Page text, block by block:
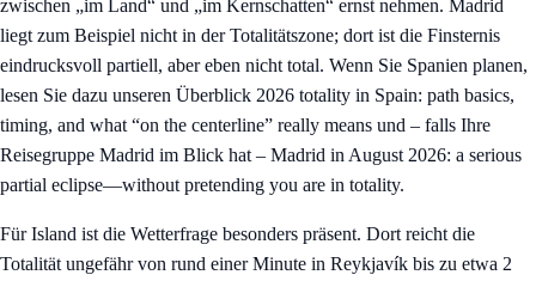
zwischen „im Land“ und „im Kernschatten“ ernst nehmen. Madrid
liegt zum Beispiel nicht in der Totalitätszone; dort ist die Finsternis
eindrucksvoll partiell, aber eben nicht total. Wenn Sie Spanien planen,
lesen Sie dazu unseren Überblick 2026 totality in Spain: path basics,
timing, and what “on the centerline” really means und – falls Ihre
Reisegruppe Madrid im Blick hat – Madrid in August 2026: a serious
partial eclipse—without pretending you are in totality.
Für Island ist die Wetterfrage besonders präsent. Dort reicht die
Totalität ungefähr von rund einer Minute in Reykjavík bis zu etwa 2